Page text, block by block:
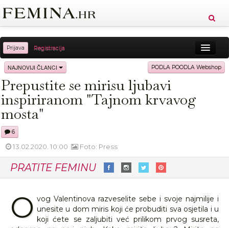
Prijava Registracija
Sreća Zdravlje Vitkost
Moda Ljubav Relax Putovanja
NAJNOVIJI ČLANCI PODLA POODLA Webshop
Prepustite se mirisu ljubavi
inspiriranom "Tajnom krvavog
mosta"
6
13.02.2020. 10:00 Foto: Press
PRATITE FEMINU
O vog Valentinova razveselite sebe i svoje najmilije i
unesite u dom miris koji će probuditi sva osjetila i u
koji ćete se zaljubiti već prilikom prvog susreta,